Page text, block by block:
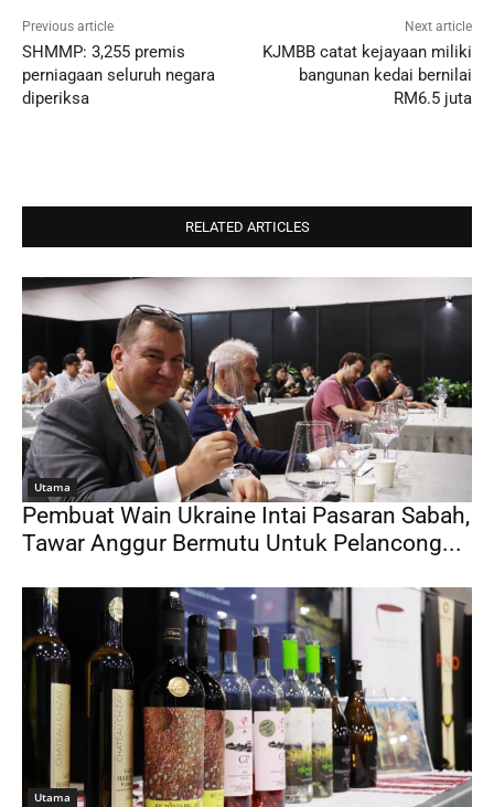
Previous article
SHMMP: 3,255 premis
perniagaan seluruh negara
diperiksa
Next article
KJMBB catat kejayaan miliki
bangunan kedai bernilai
RM6.5 juta
RELATED ARTICLES
Utama
Pembuat Wain Ukraine Intai Pasaran Sabah,
Tawar Anggur Bermutu Untuk Pelancong...
Utama